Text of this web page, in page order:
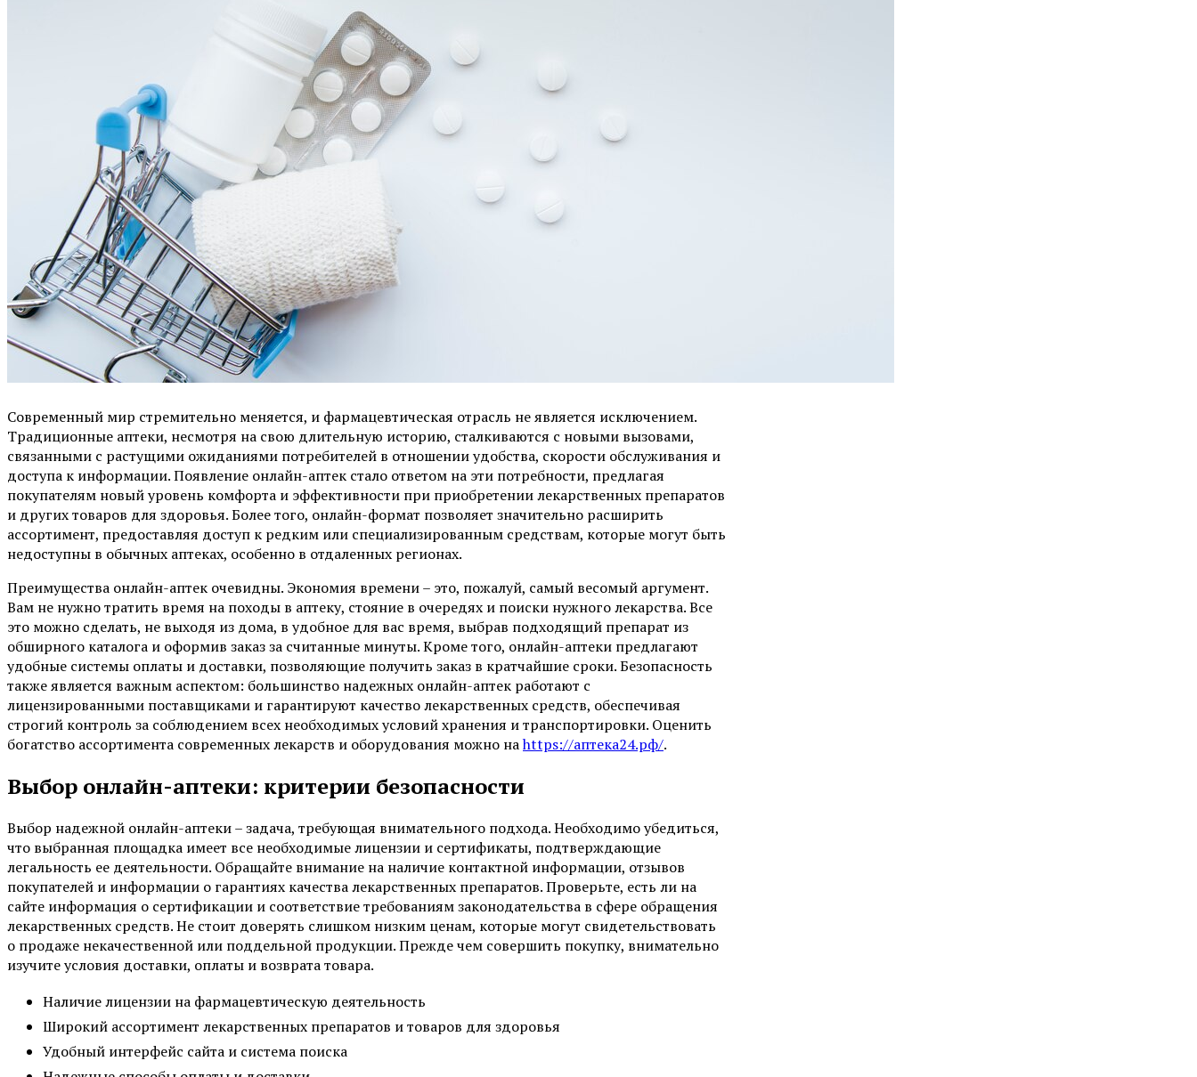
Современный мир стремительно меняется, и фармацевтическая отрасль не является исключением.
Традиционные аптеки, несмотря на свою длительную историю, сталкиваются с новыми вызовами,
связанными с растущими ожиданиями потребителей в отношении удобства, скорости обслуживания и
доступа к информации. Появление онлайн-аптек стало ответом на эти потребности, предлагая
покупателям новый уровень комфорта и эффективности при приобретении лекарственных препаратов
и других товаров для здоровья. Более того, онлайн-формат позволяет значительно расширить
ассортимент, предоставляя доступ к редким или специализированным средствам, которые могут быть
недоступны в обычных аптеках, особенно в отдаленных регионах.
Преимущества онлайн-аптек очевидны. Экономия времени – это, пожалуй, самый весомый аргумент.
Вам не нужно тратить время на походы в аптеку, стояние в очередях и поиски нужного лекарства. Все
это можно сделать, не выходя из дома, в удобное для вас время, выбрав подходящий препарат из
обширного каталога и оформив заказ за считанные минуты. Кроме того, онлайн-аптеки предлагают
удобные системы оплаты и доставки, позволяющие получить заказ в кратчайшие сроки. Безопасность
также является важным аспектом: большинство надежных онлайн-аптек работают с
лицензированными поставщиками и гарантируют качество лекарственных средств, обеспечивая
строгий контроль за соблюдением всех необходимых условий хранения и транспортировки. Оценить
богатство ассортимента современных лекарств и оборудования можно наhttps://аптека24.рф/.
Выбор онлайн-аптеки: критерии безопасности
Выбор надежной онлайн-аптеки – задача, требующая внимательного подхода. Необходимо убедиться,
что выбранная площадка имеет все необходимые лицензии и сертификаты, подтверждающие
легальность ее деятельности. Обращайте внимание на наличие контактной информации, отзывов
покупателей и информации о гарантиях качества лекарственных препаратов. Проверьте, есть ли на
сайте информация о сертификации и соответствие требованиям законодательства в сфере обращения
лекарственных средств. Не стоит доверять слишком низким ценам, которые могут свидетельствовать
о продаже некачественной или поддельной продукции. Прежде чем совершить покупку, внимательно
изучите условия доставки, оплаты и возврата товара.
Наличие лицензии на фармацевтическую деятельность
Широкий ассортимент лекарственных препаратов и товаров для здоровья
Удобный интерфейс сайта и система поиска